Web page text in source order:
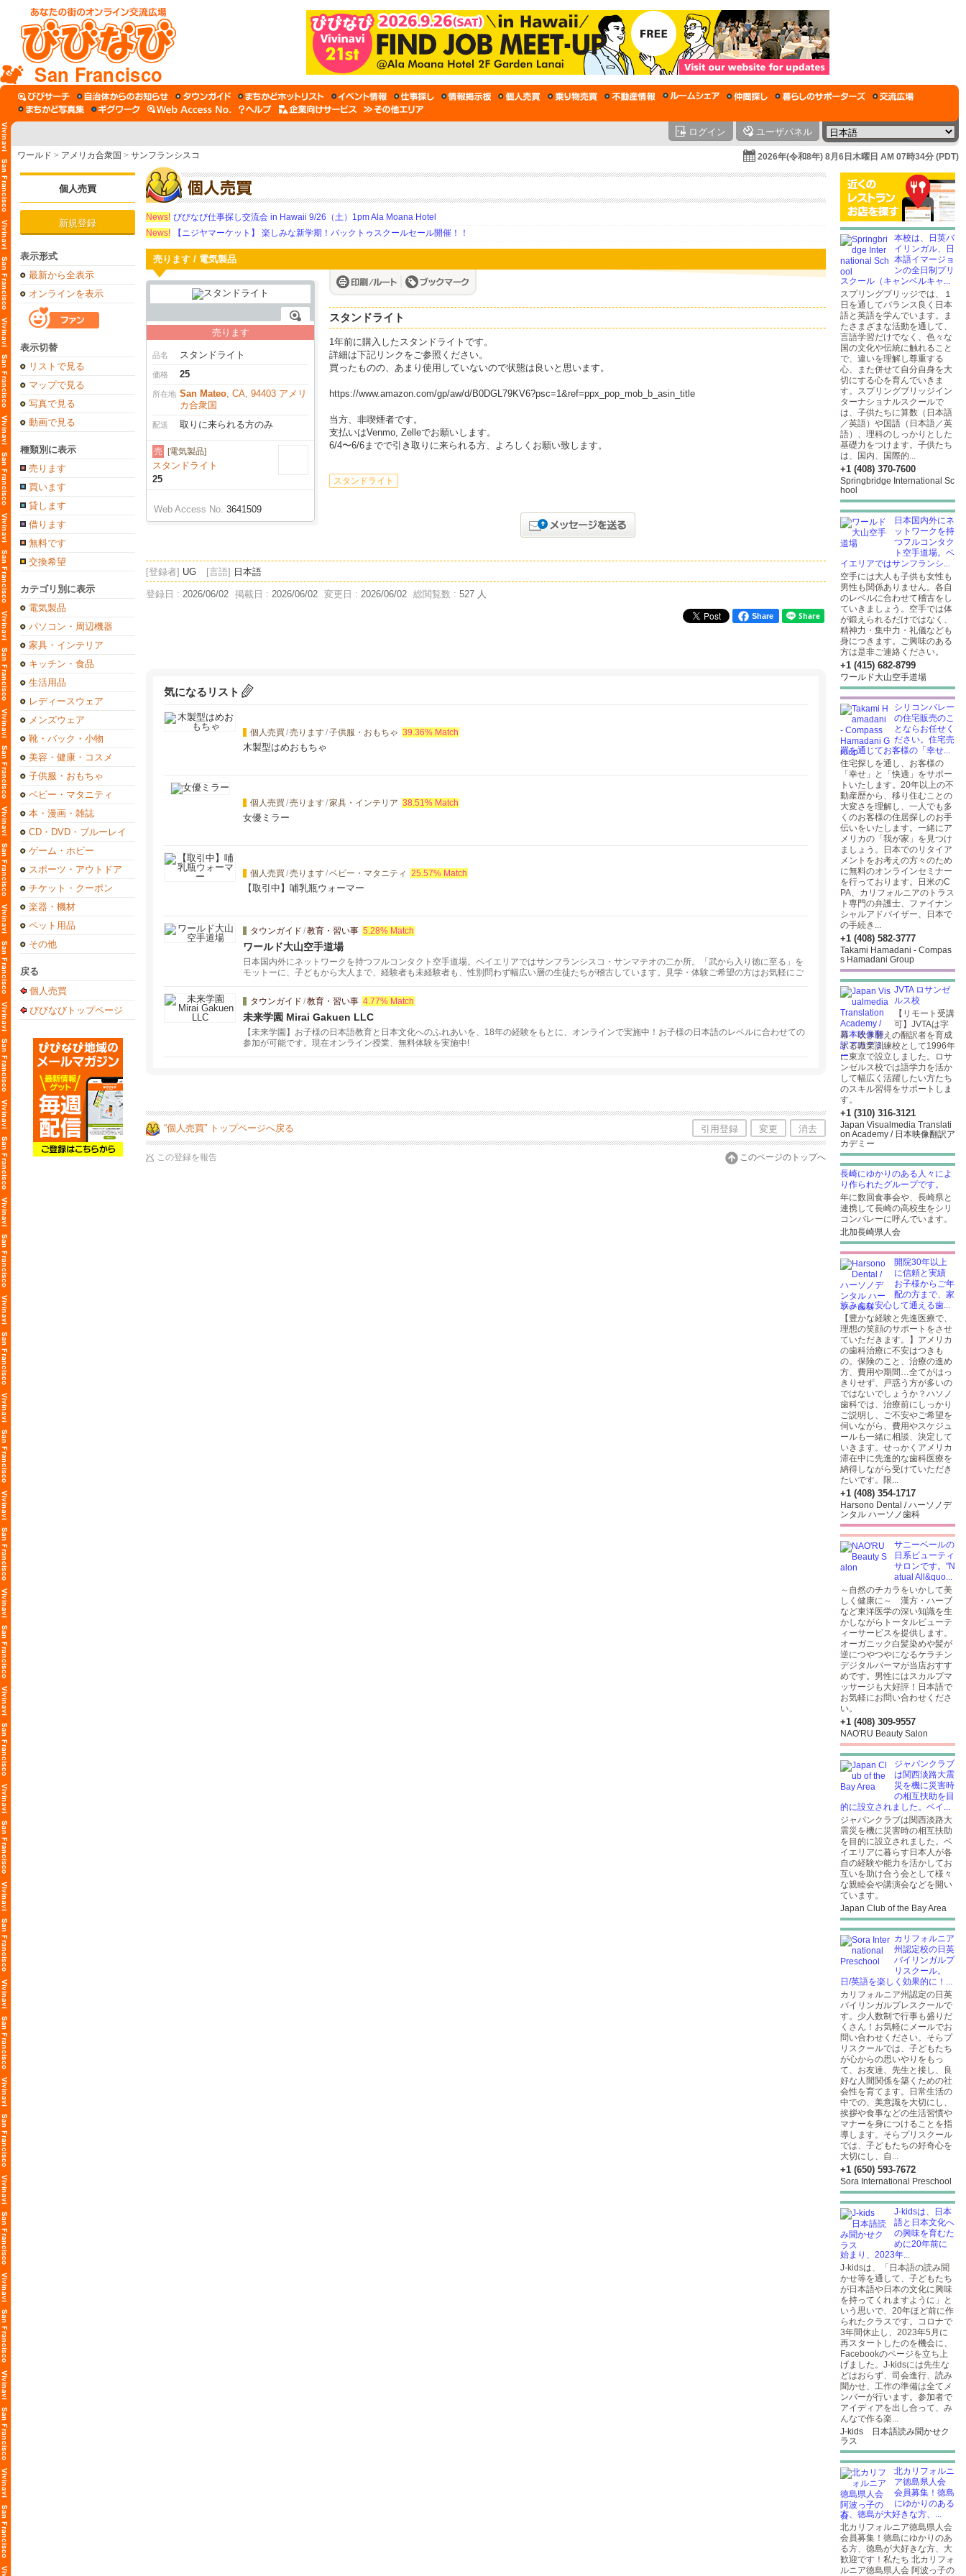
San Francisco
ログイン ユーザパネル
ワールド > アメリカ合衆国 > サンフランシスコ 2026年(令和8年) 8月6日木曜日 AM 07時34分 (PDT)
個人売買
新規登録
表示形式
最新から全表示
オンラインを表示
表示切替
リストで見る
マップで見る
写真で見る
動画で見る
種類別に表示
売ります
買います
貸します
借ります
無料です
交換希望
カテゴリ別に表示
電気製品
パソコン・周辺機器
家具・インテリア
キッチン・食品
生活用品
レディースウェア
メンズウェア
靴・バック・小物
美容・健康・コスメ
子供服・おもちゃ
ベビー・マタニティ
本・漫画・雑誌
CD・DVD・ブルーレイ
ゲーム・ホビー
スポーツ・アウトドア
チケット・クーポン
楽器・機材
ペット用品
その他
戻る
個人売買
びびなびトップページ
News! びびなび仕事探し交流会 in Hawaii 9/26（土）1pm Ala Moana Hotel
News!
【ニジヤマーケット】 楽しみな新学期！バックトゥスクールセール開催！！
売ります / 電気製品
売ります
品名 スタンドライト
価格 25
所在地 San Mateo, CA, 94403 アメリ
カ合衆国
配送 取りに来られる方のみ
売 [電気製品]
スタンドライト
25
Web Access No. 3641509
スタンドライト
1年前に購入したスタンドライトです。
詳細は下記リンクをご参照ください。
買ったものの、あまり使用していないので状態は良いと思います。
https://www.amazon.com/gp/aw/d/B0DGL79KV6?psc=1&ref=ppx_pop_mob_b_asin_title
当方、非喫煙者です。
支払いはVenmo, Zelleでお願いします。
6/4〜6/6までで引き取りに来られる方、よろしくお願い致します。
スタンドライト
[登録者] UG [言語] 日本語
登録日 : 2026/06/02 掲載日 : 2026/06/02 変更日 : 2026/06/02 総閲覧数 : 527 人
Share
気になるリスト
個人売買 /売ります/子供服・おもちゃ 39.36% Match
木製型はめおもちゃ
個人売買 /売ります/家具・インテリア 38.51% Match
女優ミラー
個人売買 /売ります/ベビー・マタニティ 25.57% Match
【取引中】哺乳瓶ウォーマー
タウンガイド /教育・習い事 5.28% Match
ワールド大山空手道場
日本国内外にネットワークを持つフルコンタクト空手道場。ベイエリアではサンフランシスコ・サンマテオの二か所。「武から入り徳に至る」を
モットーに、子どもから大人まで、経験者も未経験者も、性別問わず幅広い層の生徒たちが稽古しています。見学・体験ご希望の方はお気軽にご
タウンガイド /教育・習い事 4.77% Match
未来学園 Mirai Gakuen LLC
【未来学園】お子様の日本語教育と日本文化へのふれあいを、18年の経験をもとに、オンラインで実施中！お子様の日本語のレベルに合わせての
参加が可能です。現在オンライン授業、無料体験を実施中!
“個人売買” トップページへ戻る 引用登録 変更 消去
この登録を報告 このページのトップへ
本校は、日英バ
イリンガル、日
本語イマージョ
ンの全日制プリ
スクール（キャンベルキャ...
スプリングブリッジでは、１
日を通してバランス良く日本
語と英語を学んでいます。ま
たさまざまな活動を通して、
言語学習だけでなく、色々な
国の文化や伝統に触れること
で、違いを理解し尊重する
心、また併せて自分自身を大
切にする心を育んでいきま
す。スプリングブリッジイン
ターナショナルスクールで
は、子供たちに算数（日本語
／英語）や国語（日本語／英
語）、理科のしっかりとした
基礎力をつけます。子供たち
は、国内、国際的...
+1 (408) 370-7600
Springbridge International Sc
hool
日本国内外にネ
ットワークを持
つフルコンタク
ト空手道場。ベ
イエリアではサンフランシ...
空手には大人も子供も女性も
男性も関係ありません。各自
のレベルに合わせて稽古をし
ていきましょう。空手では体
が鍛えられるだけではなく、
精神力・集中力・礼儀なども
身につきます。ご興味のある
方は是非ご連絡ください。
+1 (415) 682-8799
ワールド大山空手道場
シリコンバレー
の住宅販売のこ
とならお任せく
ださい。住宅売
買を通じてお客様の「幸せ...
住宅探しを通し、お客様の
「幸せ」と「快適」をサポー
トいたします。20年以上の不
動産歴から、移り住むことの
大変さを理解し、一人でも多
くのお客様の住居探しのお手
伝いをいたします。一緒にア
メリカの「我が家」を見つけ
ましょう。日本でのリタイア
メントをお考えの方々のため
に無料のオンラインセミナー
を行っております。日米のC
PA、カリフォルニアのトラス
ト専門の弁護士、ファイナン
シャルアドバイザー、日本で
の手続き...
+1 (408) 582-3777
Takami Hamadani - Compas
s Hamadani Group
JVTA ロサンゼ
ルス校
【リモート受講
可】JVTAは字
幕・吹き替えの翻訳者を育成
する職業訓練校として1996年
に東京で設立しました。ロサ
ンゼルス校では語学力を活か
して幅広く活躍したい方たち
のスキル習得をサポートしま
す。
+1 (310) 316-3121
Japan Visualmedia Translati
on Academy / 日本映像翻訳ア
カデミー
長崎にゆかりのある人々によ
り作られたグループです。
年に数回食事会や、長崎県と
連携して長崎の高校生をシリ
コンバレーに呼んでいます。
北加長崎県人会
開院30年以上
に信頼と実績
お子様からご年
配の方まで、家
族みんな安心して通える歯...
【豊かな経験と先進医療で、
理想の笑顔のサポートをさせ
ていただきます。】アメリカ
の歯科治療に不安はつきも
の。保険のこと、治療の進め
方、費用や期間…全てがはっ
きりせず、戸惑う方が多いの
ではないでしょうか？ハソノ
歯科では、治療前にしっかり
ご説明し、ご不安やご希望を
伺いながら、費用やスケジュ
ールも一緒に相談、決定して
いきます。せっかくアメリカ
滞在中に先進的な歯科医療を
納得しながら受けていただき
たいです。限...
+1 (408) 354-1717
Harsono Dental / ハーソノデ
ンタル ハーソノ歯科
サニーベールの
日系ビューティ
サロンです。"N
atual All&quo...
～自然のチカラをいかして美
しく健康に～ 漢方・ハーブ
など東洋医学の深い知識を生
かしながらトータルビューテ
ィーサービスを提供します。
オーガニック白髪染めや髪が
逆につやつやになるケラチン
デジタルパーマが当店おすす
めです。男性にはスカルプマ
ッサージも大好評！日本語で
お気軽にお問い合わせくださ
い。
+1 (408) 309-9557
NAO'RU Beauty Salon
ジャパンクラブ
は関西淡路大震
災を機に災害時
の相互扶助を目
的に設立されました。ベイ...
ジャパンクラブは関西淡路大
震災を機に災害時の相互扶助
を目的に設立されました。ベ
イエリアに暮らす日本人が各
自の経験や能力を活かしてお
互いを助け合う会として様々
な親睦会や講演会などを開い
ています。
Japan Club of the Bay Area
カリフォルニア
州認定校の日英
バイリンガルプ
リスクール。
日/英語を楽しく効果的に！...
カリフォルニア州認定の日英
バイリンガルプレスクールで
す。少人数制で行事も盛りだ
くさん！お気軽にメールでお
問い合わせください。そらプ
リスクールでは、子どもたち
が心からの思いやりをもっ
て、お友達、先生と接し、良
好な人間関係を築くための社
会性を育てます。日常生活の
中での、美意識を大切にし、
挨拶や食事などの生活習慣や
マナーを身につけることを指
導します。そらプリスクール
では、子どもたちの好奇心を
大切にし、自...
+1 (650) 593-7672
Sora International Preschool
J-kidsは、日本
語と日本文化へ
の興味を育むた
めに20年前に
始まり、2023年...
J-kidsは、「日本語の読み聞
かせ等を通して、子どもたち
が日本語や日本の文化に興味
を持ってくれますように」と
いう思いで、20年ほど前に作
られたクラスです。コロナで
3年間休止し、2023年5月に
再スタートしたのを機会に、
Facebookのページを立ち上
げました。J-kidsには先生な
どはおらず、司会進行、読み
聞かせ、工作の準備は全てメ
ンバーが行います。参加者で
アイディアを出し合って、み
んなで作る楽...
J-kids 日本語読み聞かせク
ラス
北カリフォルニ
ア徳島県人会
会員募集！徳島
にゆかりのある
方、徳島が大好きな方、...
北カリフォルニア徳島県人会
会員募集！徳島にゆかりのあ
る方、徳島が大好きな方、大
歓迎です！私たち 北カリフォ
ルニア徳島県人会 阿波っ子の